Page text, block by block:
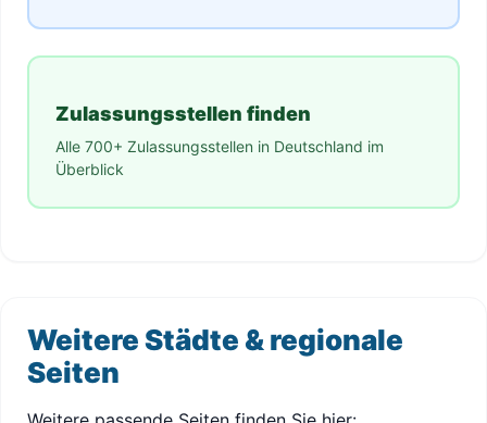
Zulassungsstellen finden
Alle 700+ Zulassungsstellen in Deutschland im
Überblick
Weitere Städte & regionale
Seiten